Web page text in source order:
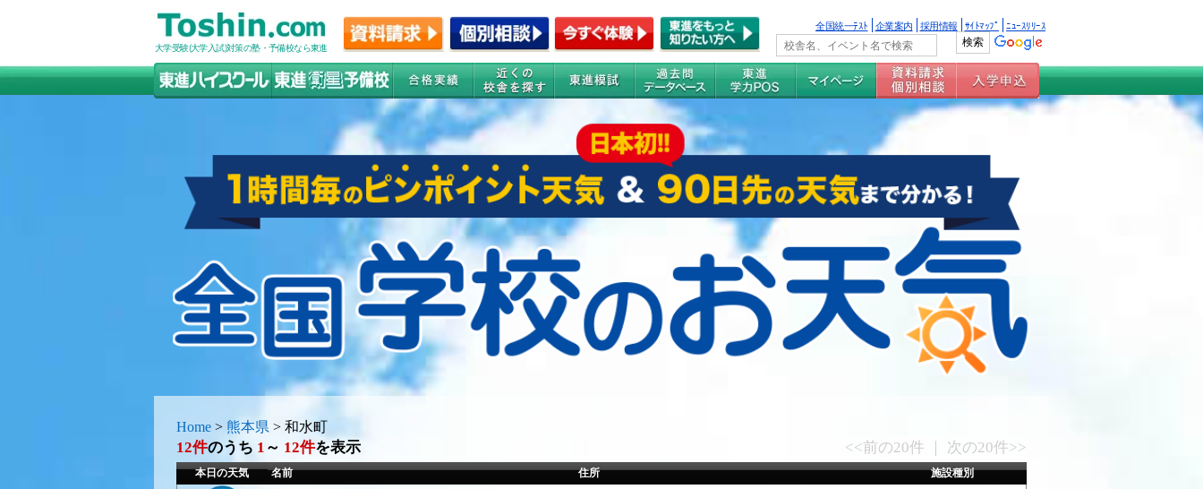
大学受験(大学入試)対策の塾・予備校なら東進
全国統一ﾃｽﾄ 企業案内 採用情報 ｻｲﾄﾏｯﾌﾟ ﾆｭｰｽﾘﾘｰｽ
Home > 熊本県 > 和水町
12件のうち 1 ～ 12件を表示 <<前の20件 ｜ 次の20件>>
本日の天気 名前 住所 施設種別